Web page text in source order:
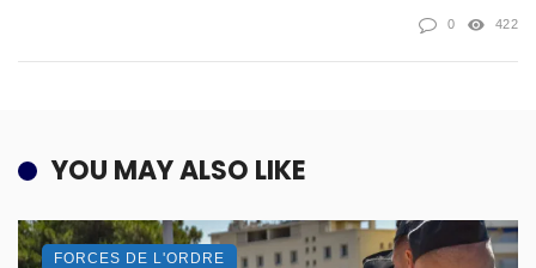
0 422
YOU MAY ALSO LIKE
FORCES DE L'ORDRE